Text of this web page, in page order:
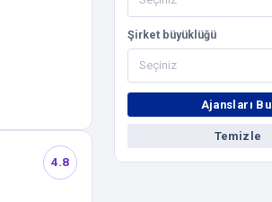
4.8
Şirket büyüklüğü
Ajansları Bul
Temizle